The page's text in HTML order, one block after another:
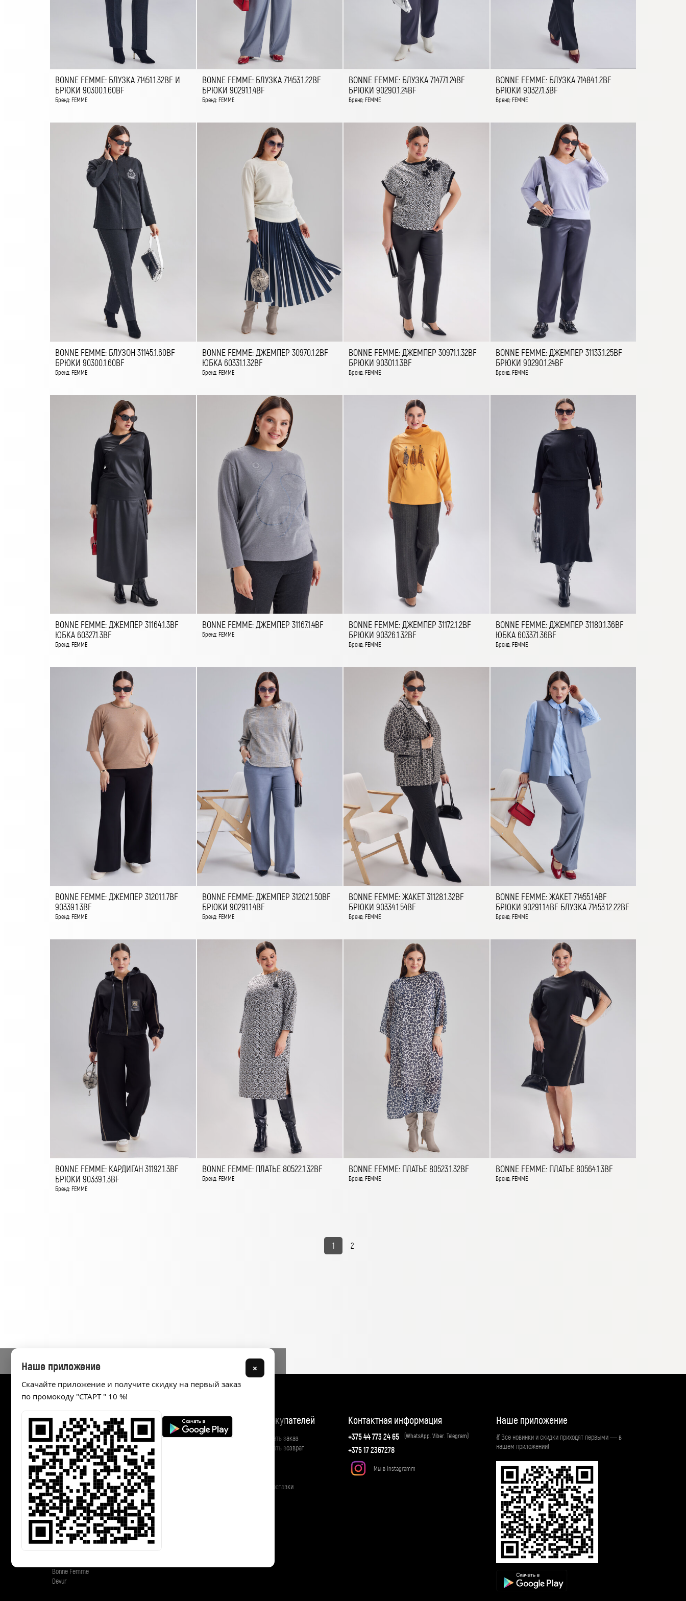
BONNE FEMME: БЛУЗКА 71451.1.32BF И
БРЮКИ 90300.1.60BF
Бренд: FEMME
BONNE FEMME: БЛУЗКА 71453.1.22BF
БРЮКИ 90291.1.4BF
Бренд: FEMME
BONNE FEMME: БЛУЗКА 71477.1.24BF
БРЮКИ 90290.1.24BF
Бренд: FEMME
BONNE FEMME: БЛУЗКА 71484.1.2BF
БРЮКИ 90327.1.3BF
Бренд: FEMME
BONNE FEMME: БЛУЗОН 31145.1.60BF
БРЮКИ 90300.1.60BF
Бренд: FEMME
BONNE FEMME: ДЖЕМПЕР 30970.1.2BF
ЮБКА 60331.1.32BF
Бренд: FEMME
BONNE FEMME: ДЖЕМПЕР 30971.1.32BF
БРЮКИ 90301.1.3BF
Бренд: FEMME
BONNE FEMME: ДЖЕМПЕР 31133.1.25BF
БРЮКИ 90290.1.24BF
Бренд: FEMME
BONNE FEMME: ДЖЕМПЕР 31164.1.3BF
ЮБКА 60327.1.3BF
Бренд: FEMME
BONNE FEMME: ДЖЕМПЕР 31167.1.4BF
Бренд: FEMME
BONNE FEMME: ДЖЕМПЕР 31172.1.2BF
БРЮКИ 90326.1.32BF
Бренд: FEMME
BONNE FEMME: ДЖЕМПЕР 31180.1.36BF
ЮБКА 60337.1.36BF
Бренд: FEMME
BONNE FEMME: ДЖЕМПЕР 31201.1.7BF
90339.1.3BF
Бренд: FEMME
BONNE FEMME: ДЖЕМПЕР 31202.1.50BF
БРЮКИ 90291.1.4BF
Бренд: FEMME
BONNE FEMME: ЖАКЕТ 31128.1.32BF
БРЮКИ 90334.1.54BF
Бренд: FEMME
BONNE FEMME: ЖАКЕТ 71455.1.4BF
БРЮКИ 90291.1.4BF БЛУЗКА 71453.12.22BF
Бренд: FEMME
BONNE FEMME: КАРДИГАН 31192.1.3BF
БРЮКИ 90339.1.3BF
Бренд: FEMME
BONNE FEMME: ПЛАТЬЕ 80522.1.32BF
Бренд: FEMME
BONNE FEMME: ПЛАТЬЕ 80523.1.32BF
Бренд: FEMME
BONNE FEMME: ПЛАТЬЕ 80564.1.3BF
Бренд: FEMME
1 2
×
Наше приложение
Скачайте приложение и получите скидку на первый заказ
по промокоду "СТАРТ " 10 %!
Каталог
Акции
Жакеты и жилеты
Блузки, рубашки и туники
Джемперы и майки
Юбки
Брюки
Платья
Верхняя одежда
Нарядная одежда
Свитера и кардиганы
Коллекции
Bonne Femme
Devur
Полезная информация
Где купить
Как определить размер
Программа лояльности
Политика конфеденциальности
Для покупателей
Как сделать заказ
Как сделать возврат
Оплата доставки
Контактная информация
+375 44 773 24 65 (WhatsApp. Viber. Telegram)
+375 17 2367278
Мы в Instagramm
Наше приложение
💃 Все новинки и скидки приходят первыми — в
нашем приложении!